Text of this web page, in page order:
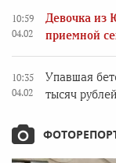
10:59
04.02
Девочка из
приемной
10:35
04.02
Упавшая
тысяч рублей